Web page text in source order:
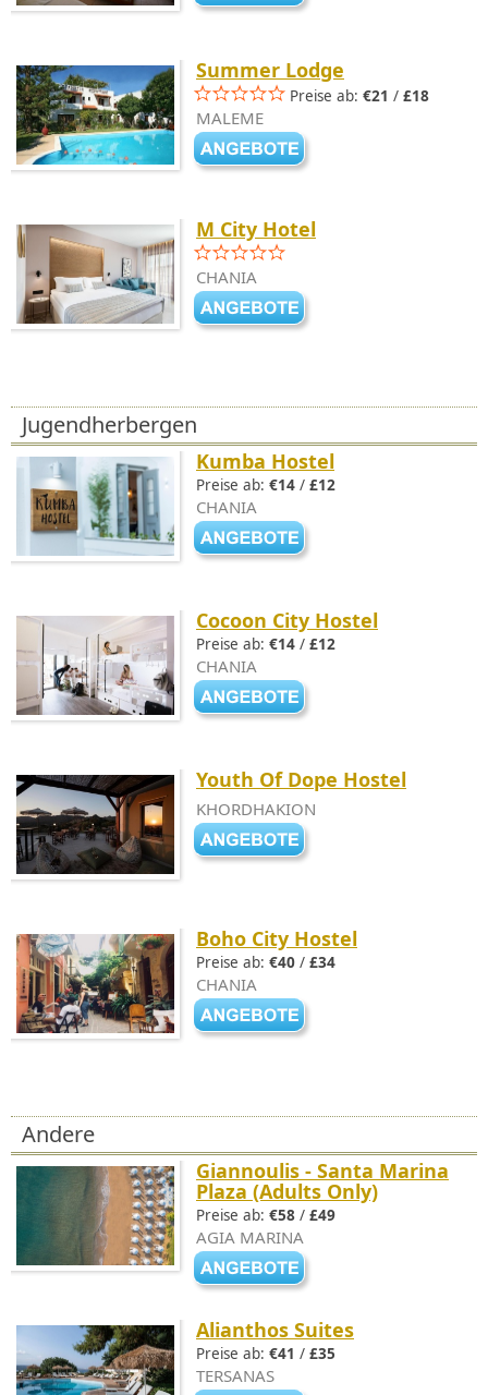
Summer Lodge
Preise ab: €21 / £18
MALEME
M City Hotel
CHANIA
Jugendherbergen
Kumba Hostel
Preise ab: €14 / £12
CHANIA
Cocoon City Hostel
Preise ab: €14 / £12
CHANIA
Youth Of Dope Hostel
KHORDHAKION
Boho City Hostel
Preise ab: €40 / £34
CHANIA
Andere
Giannoulis - Santa Marina
Plaza (Adults Only)
Preise ab: €58 / £49
AGIA MARINA
Alianthos Suites
Preise ab: €41 / £35
TERSANAS